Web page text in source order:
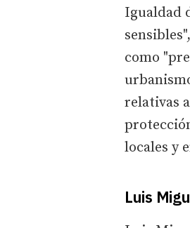
Igualdad
como
relativas
locales y
Luis